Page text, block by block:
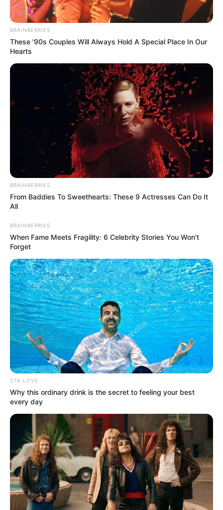
LIHAT ARTIKEL LAINNYA
Tastefully Yours Confidence Queen
Walking On Thin Ice Tempest
My Troublesome Star Aema
ULASAN
Alamat email Anda tidak akan dipublikasikan.
BRAINBERRIES
These '90s Couples Will Always Hold A Special Place In Our
Hearts
BRAINBERRIES
From Baddies To Sweethearts: These 9 Actresses Can Do It
All
BRAINBERRIES
When Fame Meets Fragility: 6 Celebrity Stories You Won't
Forget
CTA LOVE
Why this ordinary drink is the secret to feeling your best
every day